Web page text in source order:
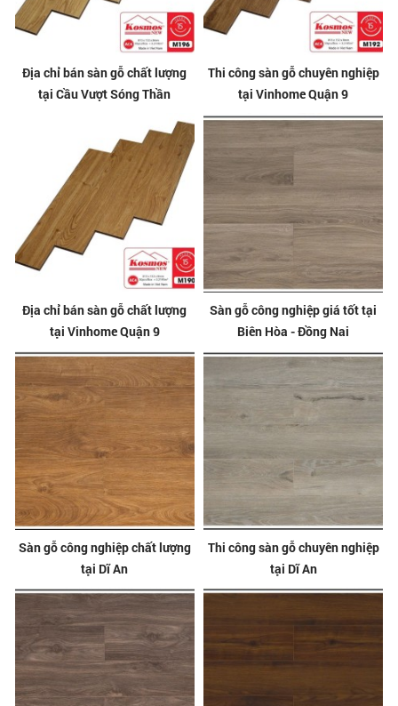
Địa chỉ bán sàn gỗ chất lượng
tại Cầu Vượt Sóng Thần
Thi công sàn gỗ chuyên nghiệp
tại Vinhome Quận 9
Địa chỉ bán sàn gỗ chất lượng
tại Vinhome Quận 9
Sàn gỗ công nghiệp giá tốt tại
Biên Hòa - Đồng Nai
Sàn gỗ công nghiệp chất lượng
tại Dĩ An
Thi công sàn gỗ chuyên nghiệp
tại Dĩ An